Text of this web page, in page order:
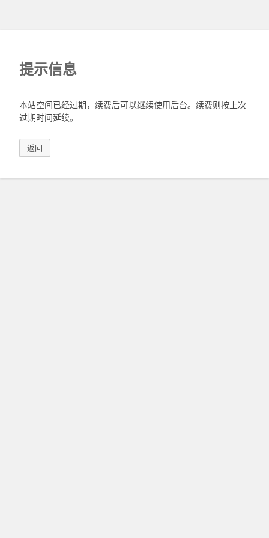
提示信息
本站空间已经过期，续费后可以继续使用后台。续费则按上次
过期时间延续。
返回